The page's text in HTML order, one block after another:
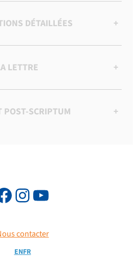
DÉTAILLÉES +
LETTRE +
POST-SCRIPTUM +
contacter
ENFR